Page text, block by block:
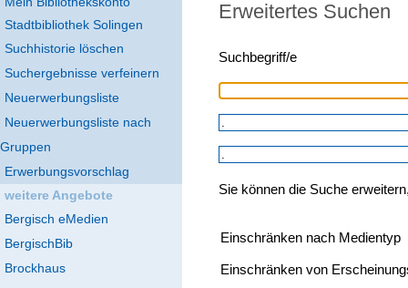
Stadtbibliothek Solingen
Suchhistorie löschen
Suchergebnisse verfeinern
Neuerwerbungsliste
Neuerwerbungsliste nach
Gruppen
Erwerbungsvorschlag
weitere Angebote
Bergisch eMedien
BergischBib
Brockhaus
Erweitertes Suchen
Sie können die Suche
Suchbegriff/e
Einschränken von
Einschränken nach Medientyp